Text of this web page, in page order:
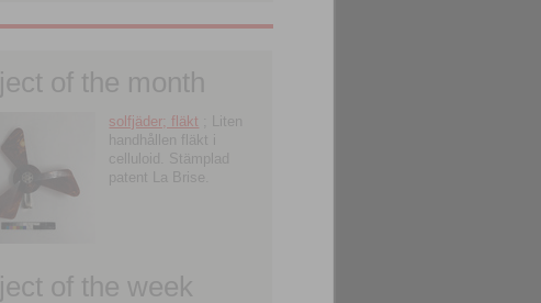
of the month
solfjäder; fläkt ; Liten
handhållen fläkt i
celluloid. Stämplad
patent La Brise.
of the week